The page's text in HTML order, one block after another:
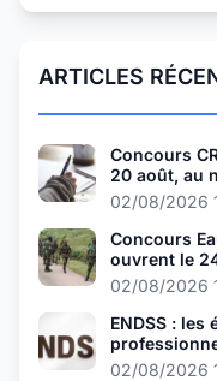
ARTICLES
Concours
20 août, au
02/08/2026
Concours
ouvrent le
02/08/2026
ENDSS : les
août
02/08/2026